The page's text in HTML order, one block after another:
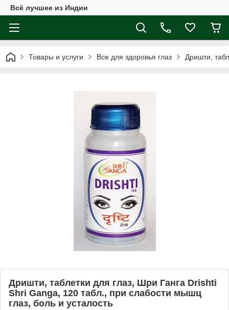
Всё лучшее из Индии
Товары и услуги Все для здоровья глаз Дришти,
Дришти, таблетки для глаз, Шри Ганга Drishti
Shri Ganga, 120 табл., при слабости мышц
глаз, боль и усталость